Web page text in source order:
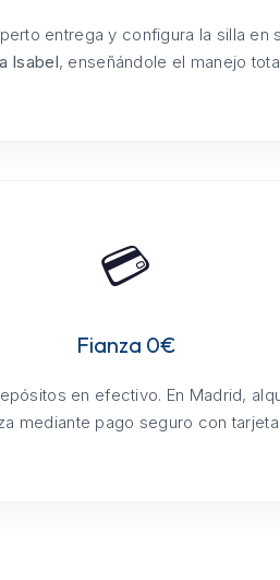
entrega y configura la silla en
Isabel, enseñándole el manejo
💳
Fianza 0€
en efectivo. En Madrid,
mediante pago seguro con